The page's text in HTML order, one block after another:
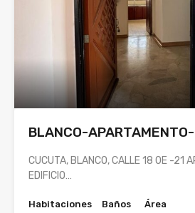
BLANCO-
CUCUTA, BLANCO, CALLE 18 0E -21
EDIFICIO…
Habitaciones
Baños
Área